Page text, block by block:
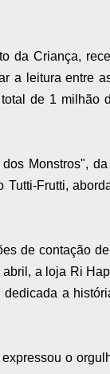
da Criança,
a leitura entre
de 1 milhão
Monstros",
Frutti,
de contação
a loja Ri
a
o